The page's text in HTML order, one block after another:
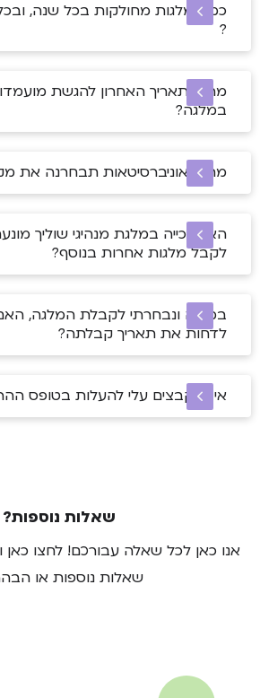
כמה מלגות מחולקות בכל שנה,
?
מהו התאריך האחרון להגשת
במלגה?
מתי האוניברסיטאות תבחרנה את
האם זכייה במלגת מנהיגי שוליך
לקבל מלגות אחרות בנוסף?
במידה ונבחרתי לקבלת המלגה,
לדחות את תאריך קבלתה?
איזה קבצים עלי להעלות בטופס
שאלות נוספות?
אנו כאן לכל שאלה עבורכם! לחצו כאן
שאלות נוספות או